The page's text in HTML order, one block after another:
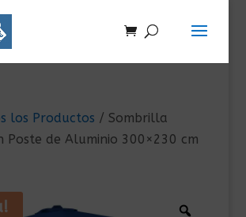
los Productos / Sombrilla
Poste de Aluminio 300×230 cm